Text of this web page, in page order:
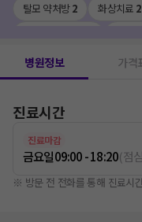
탈모 약처방2 화상치료 2
병원정보 가격
진료시간
진료마감
금요일09:00 - 18:20(점심
※ 방문 전 전화를 통해 진료시